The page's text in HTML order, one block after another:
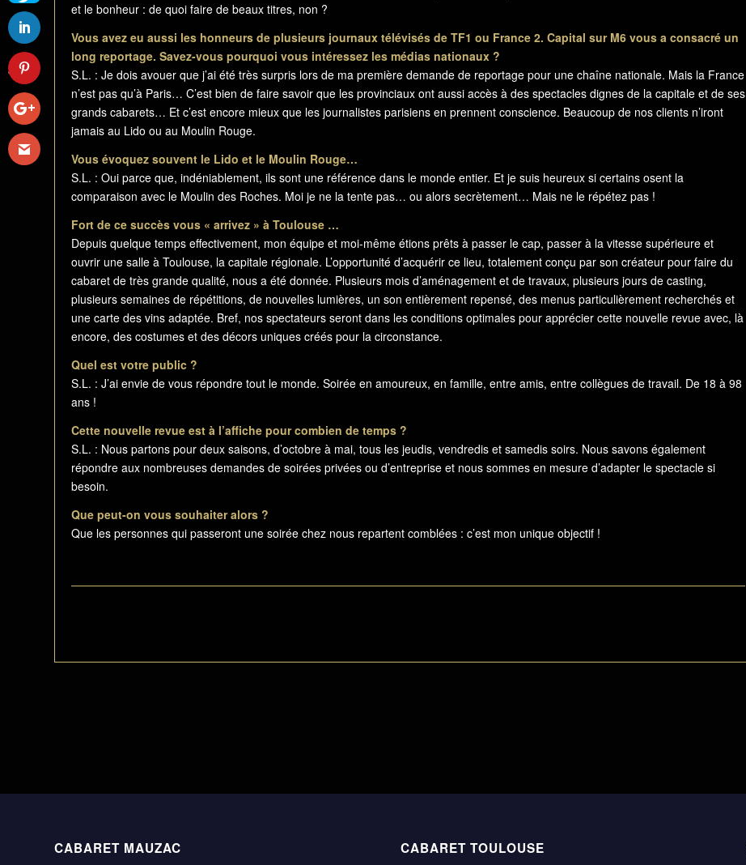
et le bonheur : de quoi faire de beaux titres, non ?
Vous avez eu aussi les honneurs de plusieurs journaux télévisés de TF1 ou France 2. Capital sur M6 vous a consacré un
long reportage. Savez-vous pourquoi vous intéressez les médias nationaux ?
S.L. : Je dois avouer que j’ai été très surpris lors de ma première demande de reportage pour une chaîne nationale. Mais la France
n’est pas qu’à Paris… C’est bien de faire savoir que les provinciaux ont aussi accès à des spectacles dignes de la capitale et de ses
grands cabarets… Et c’est encore mieux que les journalistes parisiens en prennent conscience. Beaucoup de nos clients n’iront
jamais au Lido ou au Moulin Rouge.
Vous évoquez souvent le Lido et le Moulin Rouge…
S.L. : Oui parce que, indéniablement, ils sont une référence dans le monde entier. Et je suis heureux si certains osent la
comparaison avec le Moulin des Roches. Moi je ne la tente pas… ou alors secrètement… Mais ne le répétez pas !
Fort de ce succès vous « arrivez » à Toulouse …
Depuis quelque temps effectivement, mon équipe et moi-même étions prêts à passer le cap, passer à la vitesse supérieure et
ouvrir une salle à Toulouse, la capitale régionale. L’opportunité d’acquérir ce lieu, totalement conçu par son créateur pour faire du
cabaret de très grande qualité, nous a été donnée. Plusieurs mois d’aménagement et de travaux, plusieurs jours de casting,
plusieurs semaines de répétitions, de nouvelles lumières, un son entièrement repensé, des menus particulièrement recherchés et
une carte des vins adaptée. Bref, nos spectateurs seront dans les conditions optimales pour apprécier cette nouvelle revue avec, là
encore, des costumes et des décors uniques créés pour la circonstance.
Quel est votre public ?
S.L. : J’ai envie de vous répondre tout le monde. Soirée en amoureux, en famille, entre amis, entre collègues de travail. De 18 à 98
ans !
Cette nouvelle revue est à l’affiche pour combien de temps ?
S.L. : Nous partons pour deux saisons, d’octobre à mai, tous les jeudis, vendredis et samedis soirs. Nous savons également
répondre aux nombreuses demandes de soirées privées ou d’entreprise et nous sommes en mesure d’adapter le spectacle si
besoin.
Que peut-on vous souhaiter alors ?
Que les personnes qui passeront une soirée chez nous repartent comblées : c’est mon unique objectif !
CABARET MAUZAC CABARET TOULOUSE
La Lettre du Moulin
Octobre 2015 - lettre
mensuelle
d’information...